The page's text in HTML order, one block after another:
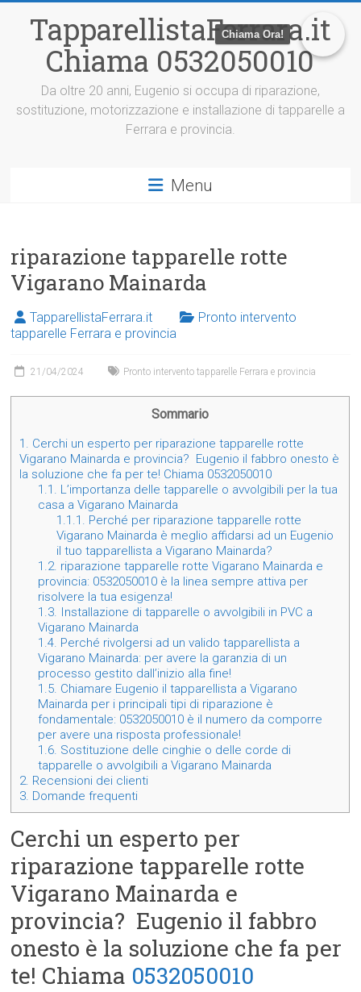
TapparellistaFerrara.it
Chiama 0532050010
Da oltre 20 anni, Eugenio si occupa di riparazione,
sostituzione, motorizzazione e installazione di tapparelle a
Ferrara e provincia.
Menu
riparazione tapparelle rotte
Vigarano Mainarda
TapparellistaFerrara.it
Pronto intervento
tapparelle Ferrara e provincia
21/04/2024 Pronto intervento tapparelle Ferrara e provincia
Sommario
1. Cerchi un esperto per riparazione tapparelle rotte
Vigarano Mainarda e provincia? Eugenio il fabbro onesto è
la soluzione che fa per te! Chiama 0532050010
1.1. L’importanza delle tapparelle o avvolgibili per la tua
casa a Vigarano Mainarda
1.1.1. Perché per riparazione tapparelle rotte
Vigarano Mainarda è meglio affidarsi ad un Eugenio
il tuo tapparellista a Vigarano Mainarda?
1.2. riparazione tapparelle rotte Vigarano Mainarda e
provincia: 0532050010 è la linea sempre attiva per
risolvere la tua esigenza!
1.3. Installazione di tapparelle o avvolgibili in PVC a
Vigarano Mainarda
1.4. Perché rivolgersi ad un valido tapparellista a
Vigarano Mainarda: per avere la garanzia di un
processo gestito dall’inizio alla fine!
1.5. Chiamare Eugenio il tapparellista a Vigarano
Mainarda per i principali tipi di riparazione è
fondamentale: 0532050010 è il numero da comporre
per avere una risposta professionale!
1.6. Sostituzione delle cinghie o delle corde di
tapparelle o avvolgibili a Vigarano Mainarda
2. Recensioni dei clienti
3. Domande frequenti
Cerchi un esperto per
riparazione tapparelle rotte
Vigarano Mainarda e
provincia? Eugenio il fabbro
onesto è la soluzione che fa per
te! Chiama 0532050010
Chiama Ora!